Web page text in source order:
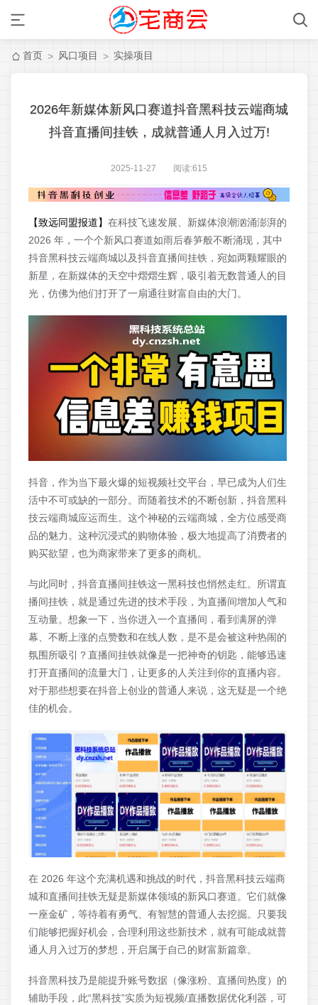
首页 > 风口项目 > 实操项目
2026年新媒体新风口赛道抖音黑科技云端商城
抖音直播间挂铁，成就普通人月入过万!
2025-11-27 阅读:615
【致远同盟报道】 在科技飞速发展、新媒体浪潮汹涌澎湃的
2026 年，一个个新风口赛道如雨后春笋般不断涌现，其中
抖音黑科技云端商城以及抖音直播间挂铁，宛如两颗耀眼的
新星，在新媒体的天空中熠熠生辉，吸引着无数普通人的目
光，仿佛为他们打开了一扇通往财富自由的大门。
抖音，作为当下最火爆的短视频社交平台，早已成为人们生
活中不可或缺的一部分。而随着技术的不断创新，抖音黑科
技云端商城应运而生。这个神秘的云端商城，全方位感受商
品的魅力。这种沉浸式的购物体验，极大地提高了消费者的
购买欲望，也为商家带来了更多的商机。
与此同时，抖音直播间挂铁这一黑科技也悄然走红。所谓直
播间挂铁，就是通过先进的技术手段，为直播间增加人气和
互动量。想象一下，当你进入一个直播间，看到满屏的弹
幕、不断上涨的点赞数和在线人数，是不是会被这种热闹的
氛围所吸引？直播间挂铁就像是一把神奇的钥匙，能够迅速
打开直播间的流量大门，让更多的人关注到你的直播内容。
对于那些想要在抖音上创业的普通人来说，这无疑是一个绝
佳的机会。
在 2026 年这个充满机遇和挑战的时代，抖音黑科技云端商
城和直播间挂铁无疑是新媒体领域的新风口赛道。它们就像
一座金矿，等待着有勇气、有智慧的普通人去挖掘。只要我
们能够把握好机会，合理利用这些新技术，就有可能成就普
通人月入过万的梦想，开启属于自己的财富新篇章。
抖音黑科技乃是能提升账号数据（像涨粉、直播间热度）的
辅助手段，此“黑科技”实质为短视频/直播数据优化利器，可